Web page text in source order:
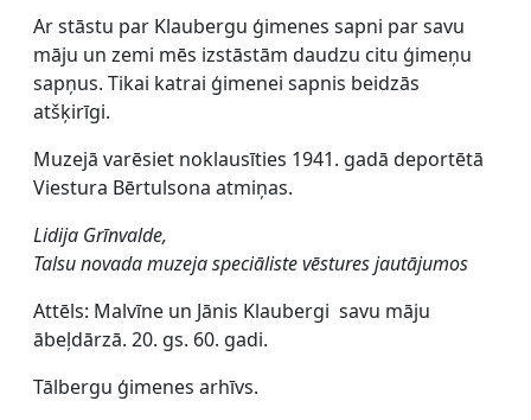
Ar stāstu par Klaubergu ģimenes sapni par savu
māju un zemi mēs izstāstām daudzu citu ģimeņu
sapņus. Tikai katrai ģimenei sapnis beidzās
atšķirīgi.
Muzejā varēsiet noklausīties 1941. gadā deportētā
Viestura Bērtulsona atmiņas.
Lidija Grīnvalde,
Talsu novada muzeja speciāliste vēstures jautājumos
Attēls: Malvīne un Jānis Klaubergi savu māju
ābeļdārzā. 20. gs. 60. gadi.
Tālbergu ģimenes arhīvs.